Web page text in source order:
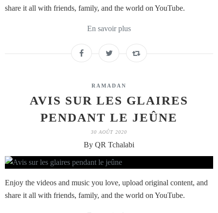
share it all with friends, family, and the world on YouTube.
En savoir plus
RAMADAN
AVIS SUR LES GLAIRES
PENDANT LE JEÛNE
30 AOÛT 2020
By QR Tchalabi
Enjoy the videos and music you love, upload original content, and
share it all with friends, family, and the world on YouTube.